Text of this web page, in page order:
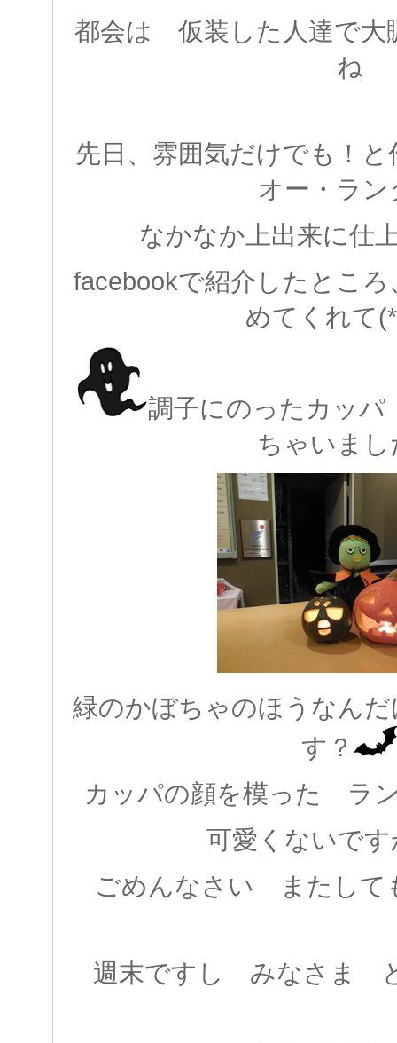
都会は 仮装した人達で大
ね
先日、雰囲気だけでも！
オー・ラン
なかなか上出来に仕
facebookで紹介したとこ
めてくれて
調子にのったカッ
ちゃいまし
緑のかぼちゃのほうなん
す？
カッパの顔を模った ラ
可愛くないで
ごめんなさい またし
週末ですし みなさま